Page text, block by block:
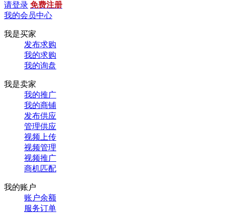
请登录 免费注册
我的会员中心
我是买家
发布求购
我的求购
我的询盘
我是卖家
我的推广
我的商铺
发布供应
管理供应
视频上传
视频管理
视频推广
商机匹配
我的账户
账户余额
服务订单